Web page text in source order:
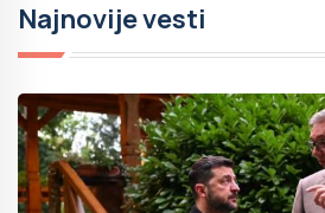
Najnovije vesti